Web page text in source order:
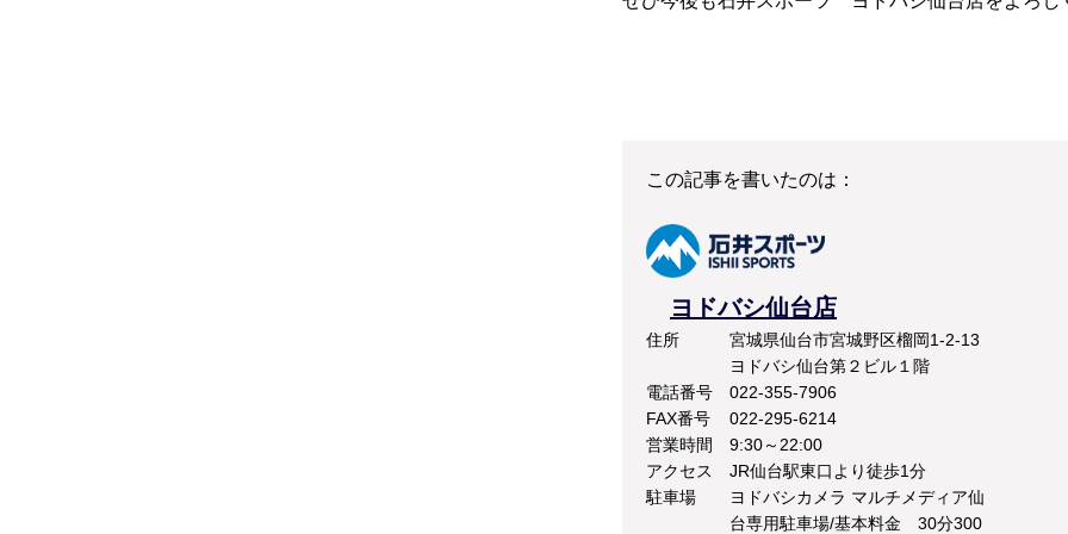
この記事を書いたのは：
ヨドバシ仙台店
住所
宮城県仙台市宮城野区榴岡1-2-13
ヨドバシ仙台第２ビル１階
電話番号
022-355-7906
FAX番号
022-295-6214
営業時間
9:30～22:00
アクセス
JR仙台駅東口より徒歩1分
駐車場
ヨドバシカメラ マルチメディア仙
台専用駐車場/基本料金 30分300